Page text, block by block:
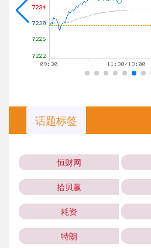
话题标签
恒财网
拾贝赢
耗资
特朗